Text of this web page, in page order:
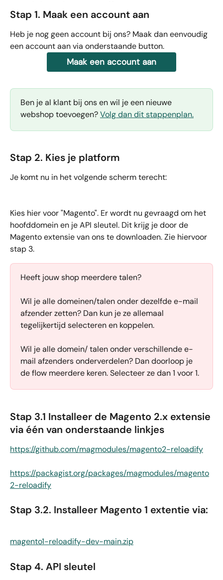
Stap 1. Maak een account aan
Heb je nog geen account bij ons? Maak dan eenvoudig
een account aan via onderstaande button.
Maak een account aan
Ben je al klant bij ons en wil je een nieuwe
webshop toevoegen? Volg dan dit stappenplan.
Stap 2. Kies je platform
Je komt nu in het volgende scherm terecht:
Kies hier voor "Magento". Er wordt nu gevraagd om het
hoofddomein en je API sleutel. Dit krijg je door de
Magento extensie van ons te downloaden. Zie hiervoor
stap 3.
Heeft jouw shop meerdere talen?
Wil je alle domeinen/talen onder dezelfde e-mail
afzender zetten? Dan kun je ze allemaal
tegelijkertijd selecteren en koppelen.
Wil je alle domein/ talen onder verschillende e-
mail afzenders onderverdelen? Dan doorloop je
de flow meerdere keren. Selecteer ze dan 1 voor 1.
Stap 3.1 Installeer de Magento 2.x extensie
via één van onderstaande linkjes
https://github.com/magmodules/magento2-reloadify
https://packagist.org/packages/magmodules/magento
2-reloadify
Stap 3.2. Installeer Magento 1 extentie via:
magento1-reloadify-dev-main.zip
Stap 4. API sleutel